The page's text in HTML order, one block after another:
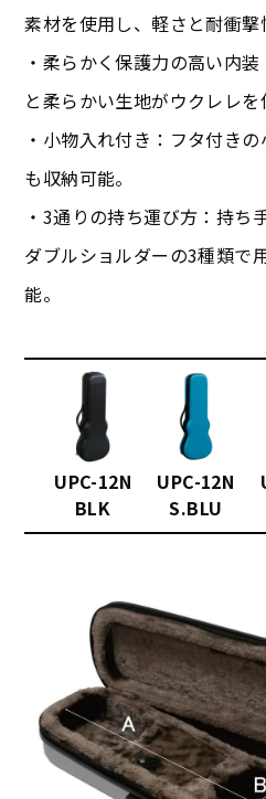
素材を使用し、軽さと耐衝撃
・柔らかく保護力の高い内
と柔らかい生地がウクレレを
・小物入れ付き：フタ付き
も収納可能。
・3通りの持ち運び方：持ち
ダブルショルダーの3種類で
能。
UPC-12N
BLK
UPC-12N
S.BLU